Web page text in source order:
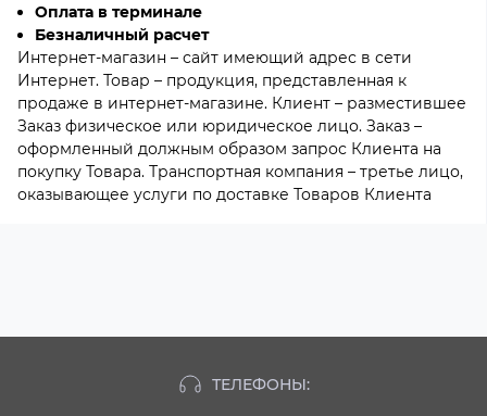
Оплата в терминале
Безналичный расчет
Интернет-магазин – сайт имеющий адрес в сети
Интернет. Товар – продукция, представленная к
продаже в интернет-магазине. Клиент – разместившее
Заказ физическое или юридическое лицо. Заказ –
оформленный должным образом запрос Клиента на
покупку Товара. Транспортная компания – третье лицо,
оказывающее услуги по доставке Товаров Клиента
ТЕЛЕФОНЫ: